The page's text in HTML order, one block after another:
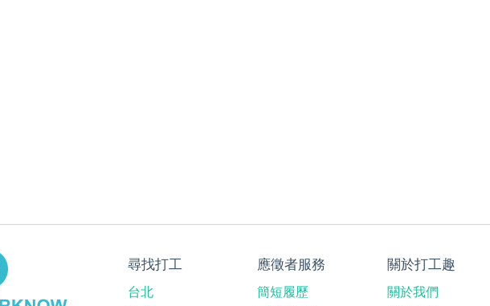
尋找打工
台北
應徵者服務
簡短履歷
關於打工趣
關於我們